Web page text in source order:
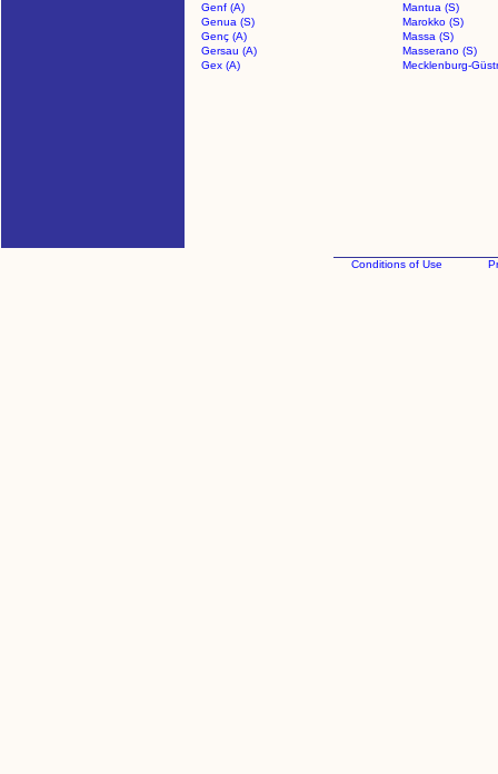
Genf (A)
Mantua (S)
Genua (S)
Marokko (S)
Genç (A)
Massa (S)
Gersau (A)
Masserano (S)
Gex (A)
Mecklenburg-
Conditions of Use